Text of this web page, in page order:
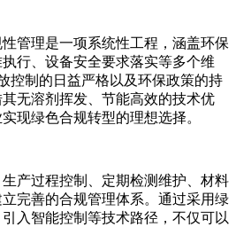
管理是一项系统性工程，涵盖环保
行、设备安全要求落实等多个维
控制的日益严格以及环保政策的持
无溶剂挥发、节能高效的技术优
现绿色合规转型的理想选择。
产过程控制、定期检测维护、材料
完善的合规管理体系。通过采用绿
入智能控制等技术路径，不仅可以